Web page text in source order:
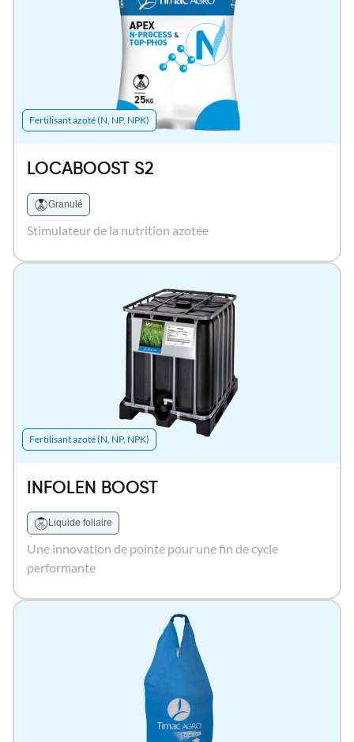
Fertilisant azoté (N, NP, NPK)
LOCABOOST S2
Granulé
Stimulateur de la nutrition azotée
Fertilisant azoté (N, NP, NPK)
INFOLEN BOOST
Liquide foliaire
Une innovation de pointe pour une fin de cycle
performante